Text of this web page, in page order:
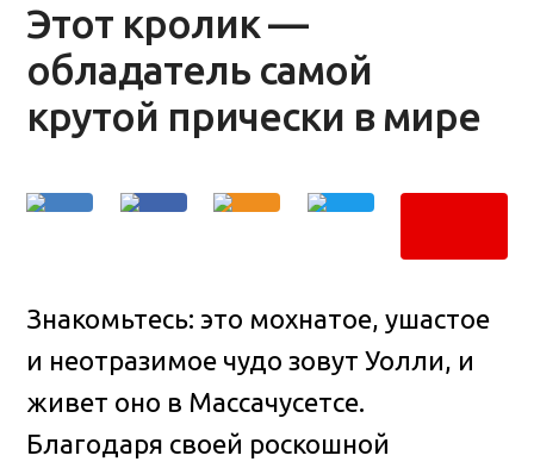
Этот кролик —
обладатель самой
крутой прически в мире
Знакомьтесь: это мохнатое, ушастое
и неотразимое чудо зовут Уолли, и
живет оно в Массачусетсе.
Благодаря своей роскошной